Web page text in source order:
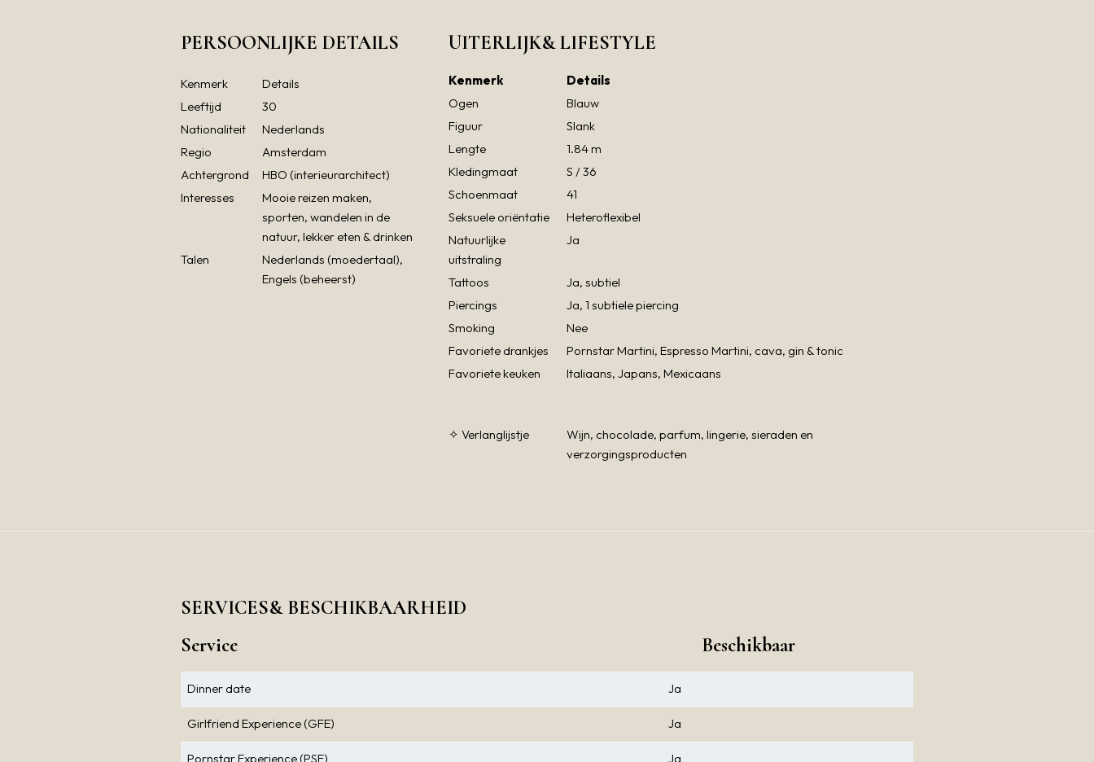
PERSOONLIJKE DETAILS
Kenmerk
Details
Leeftijd
30
Nationaliteit
Nederlands
Regio
Amsterdam
Achtergrond
HBO (interieurarchitect)
Interesses
Mooie reizen maken,
sporten, wandelen in de
natuur, lekker eten & drinken
Talen
Nederlands (moedertaal),
Engels (beheerst)
UITERLIJK& LIFESTYLE
Kenmerk
Details
Ogen
Blauw
Figuur
Slank
Lengte
1.84 m
Kledingmaat
S / 36
Schoenmaat
41
Seksuele oriëntatie
Heteroflexibel
Natuurlijke
uitstraling
Ja
Tattoos
Ja, subtiel
Piercings
Ja, 1 subtiele piercing
Smoking
Nee
Favoriete drankjes
Pornstar Martini, Espresso Martini, cava, gin & tonic
Favoriete keuken
Italiaans, Japans, Mexicaans
✧ Verlanglijstje
Wijn, chocolade, parfum, lingerie, sieraden en
verzorgingsproducten
SERVICES& BESCHIKBAARHEID
Service
Beschikbaar
Dinner date Ja
Girlfriend Experience (GFE) Ja
Pornstar Experience (PSE) Ja